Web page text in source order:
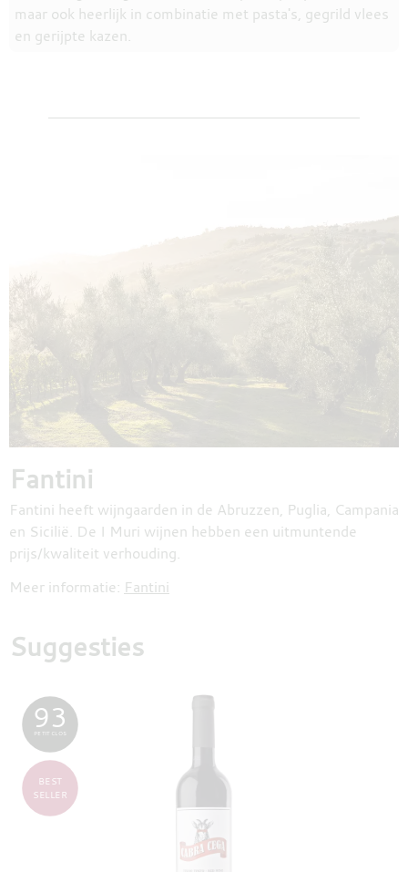
maar ook heerlijk in combinatie met pasta's, gegrild vlees
en gerijpte kazen.
Fantini
Fantini heeft wijngaarden in de Abruzzen, Puglia, Campania
en Sicilië. De I Muri wijnen hebben een uitmuntende
prijs/kwaliteit verhouding.
Meer informatie: Fantini
Suggesties
93
PETIT CLOS
BEST
SELLER